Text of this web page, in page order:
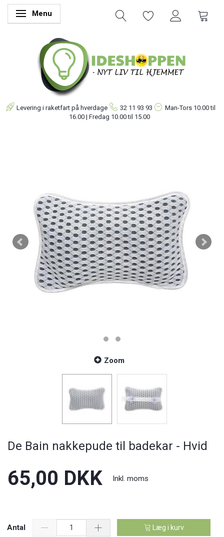
Skifte navigation
Menu
Levering i raketfart på hverdage 32 11 93 93 Man-Tors 10.00 til
16.00 | Fredag 10.00 til 15.00
Zoom
De Bain nakkepude til badekar - Hvid
65,00 DKK Inkl. moms
Antal Læg i kurv